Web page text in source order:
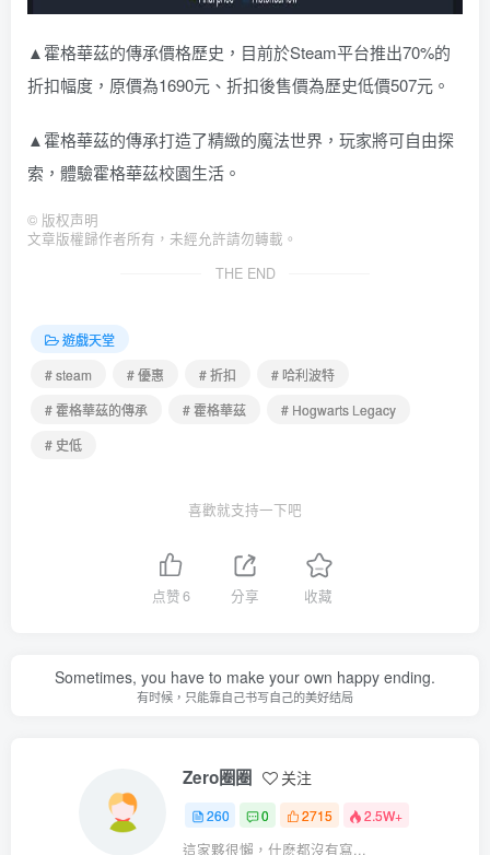
▲霍格華茲的傳承價格歷史，目前於Steam平台推出70%的
折扣幅度，原價為1690元、折扣後售價為歷史低價507元。
▲霍格華茲的傳承打造了精緻的魔法世界，玩家將可自由探
索，體驗霍格華茲校園生活。
© 版权声明
文章版權歸作者所有，未經允許請勿轉載。
THE END
遊戲天堂
# steam
# 優惠 # 折扣
# 哈利波特
# 霍格華茲的傳承
# 霍格華茲
# Hogwarts Legacy
# 史低
喜歡就支持一下吧
点赞6 分享 收藏
Sometimes, you have to make your own happy ending.
有时候，只能靠自己书写自己的美好结局
Zero圈圈 关注
260 0 2715 2.5W+
這家夥很懶，什麽都沒有寫...